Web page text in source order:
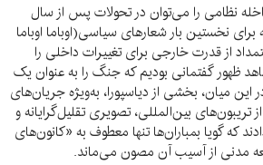
نظامی را می‌توان در تحولات پس از سال
برای نخستین بار شعارهای سیاسی(اوباما اوباما
از قدرت خارجی برای تغییرات داخلی را
کرد. در سال ۲۰۱۰، شاهد ظهور گفتمانی بودیم که جنگ را به عنوان یک
این میان، بخشی از دیاسپورا، به‌ویژه جریان‌های
بین‌المللی، تصویری تقلیل‌گرایانه و
که گویا بمباران‌ها تنها معطوف به «کانون‌های
مدنی از آسیب آن مصون می‌ماند.